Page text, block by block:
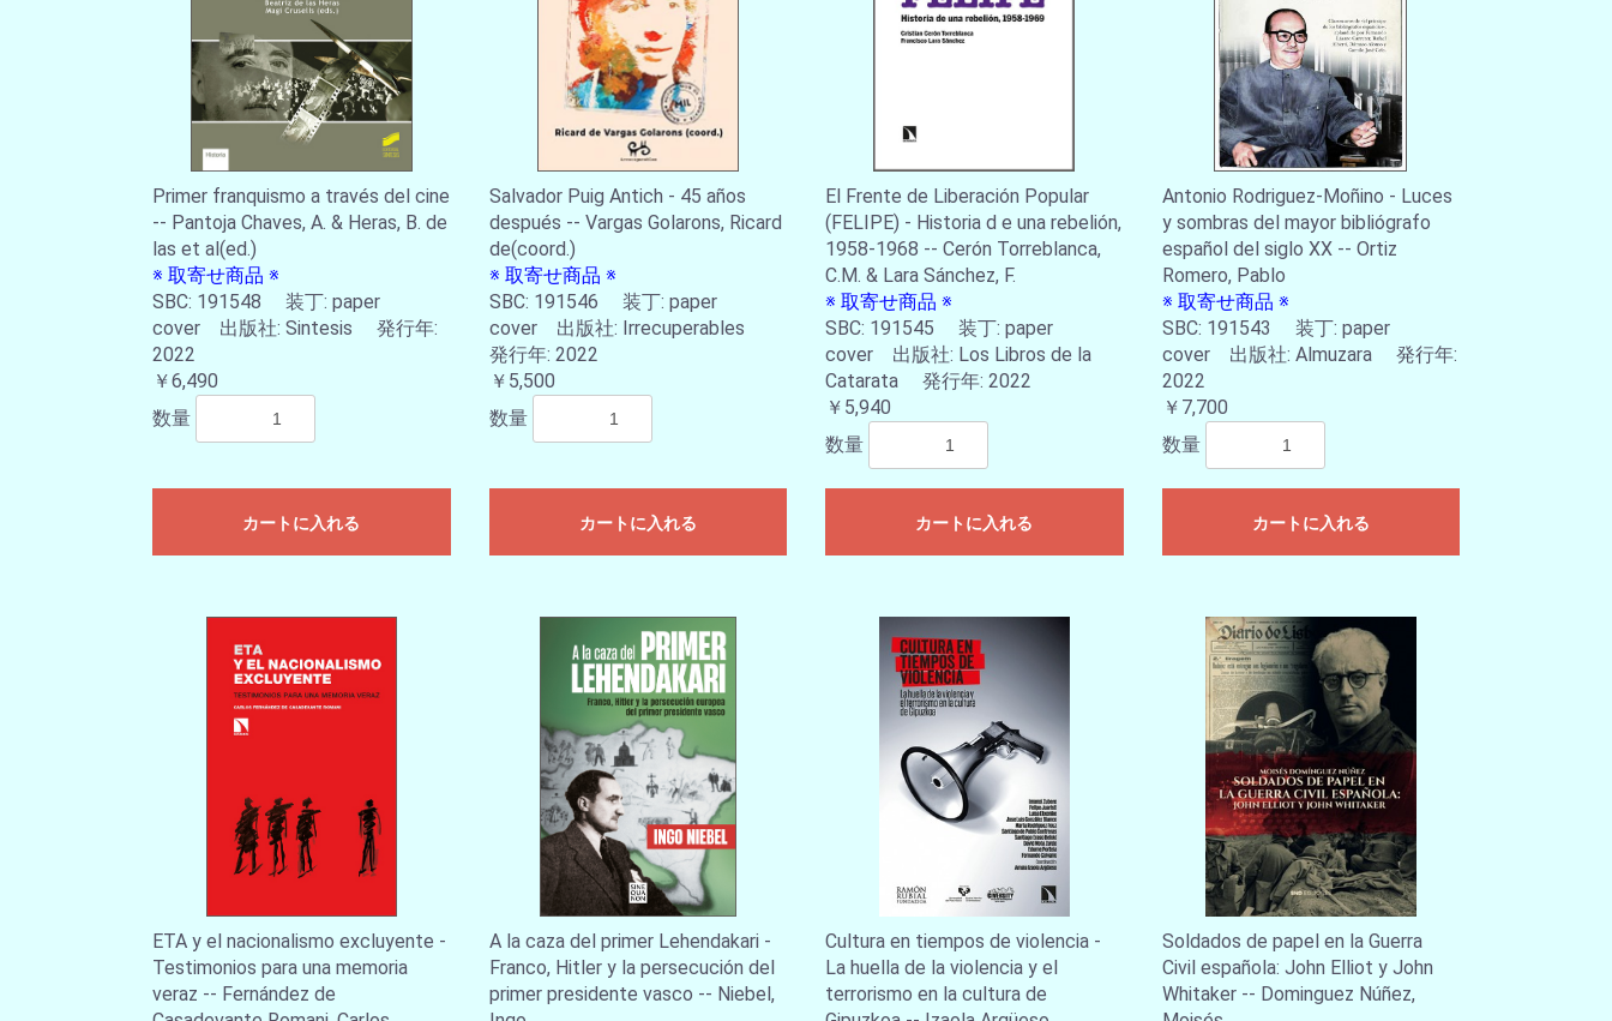
Primer franquismo a través del cine
-- Pantoja Chaves, A. & Heras, B. de
las et al(ed.)
※ 取寄せ商品 ※
SBC: 191548 装丁: paper
cover 出版社: Sintesis 発行年:
2022
￥6,490
数量
カートに入れる
Salvador Puig Antich - 45 años
después -- Vargas Golarons, Ricard
de(coord.)
※ 取寄せ商品 ※
SBC: 191546 装丁: paper
cover 出版社: Irrecuperables
発行年: 2022
￥5,500
数量
カートに入れる
El Frente de Liberación Popular
(FELIPE) - Historia d e una rebelión,
1958-1968 -- Cerón Torreblanca,
C.M. & Lara Sánchez, F.
※ 取寄せ商品 ※
SBC: 191545 装丁: paper
cover 出版社: Los Libros de la
Catarata 発行年: 2022
￥5,940
数量
カートに入れる
Antonio Rodriguez-Moñino - Luces
y sombras del mayor bibliógrafo
español del siglo XX -- Ortiz
Romero, Pablo
※ 取寄せ商品 ※
SBC: 191543 装丁: paper
cover 出版社: Almuzara 発行年:
2022
￥7,700
数量
カートに入れる
ETA y el nacionalismo excluyente -
Testimonios para una memoria
veraz -- Fernández de
A la caza del primer Lehendakari -
Franco, Hitler y la persecución del
primer presidente vasco -- Niebel,
Cultura en tiempos de violencia -
La huella de la violencia y el
terrorismo en la cultura de
Soldados de papel en la Guerra
Civil española: John Elliot y John
Whitaker -- Dominguez Núñez,